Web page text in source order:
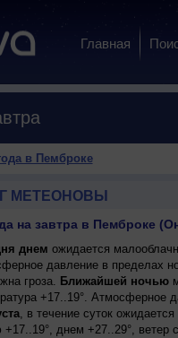
Главная
в Пемброке
МЕТЕОНОВЫ
на завтра в Пемброке
днем ожидается
давление в пределах
гроза. Ближайшей ночью
+17..19°. Атмосферное
, в течение суток
+17..19°, днем +27..29°, ветер